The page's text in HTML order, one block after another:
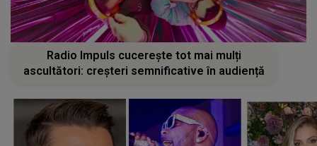
Radio Impuls cucerește tot mai mulți
ascultători: creșteri semnificative în audiență